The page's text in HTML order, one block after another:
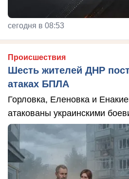
сегодня в 08:53
Происшествия
Шесть жителей ДНР
атаках БПЛА
Горловка, Еленовка и
атакованы украинскими